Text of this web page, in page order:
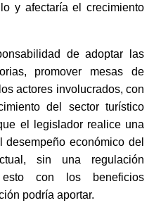
y afectaría el crecimiento
de adoptar las
promover mesas de
actores involucrados, con
del sector turístico
el legislador realice una
económico del
sin una regulación
con los beneficios
podría aportar.